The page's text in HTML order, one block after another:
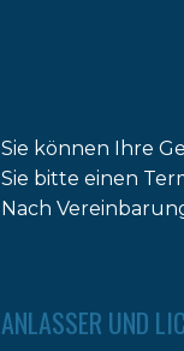
Sie können Ihre
Sie bitte einen
Nach
ANLASSER UND